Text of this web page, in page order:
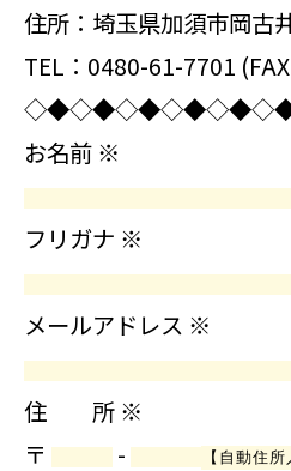
住所：埼玉県加須市岡古
TEL：0480-61-7701
お名前 ※
フリガナ ※
メールアドレス ※
住 所 ※
〒
-